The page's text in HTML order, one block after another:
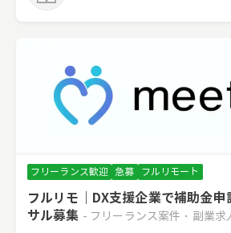
フリーランス歓迎 急募 フルリモート
フルリモ｜DX支援企業で補助金
サル募集 - フリーランス案件・副業求